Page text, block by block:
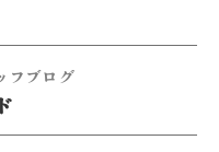
フブログ